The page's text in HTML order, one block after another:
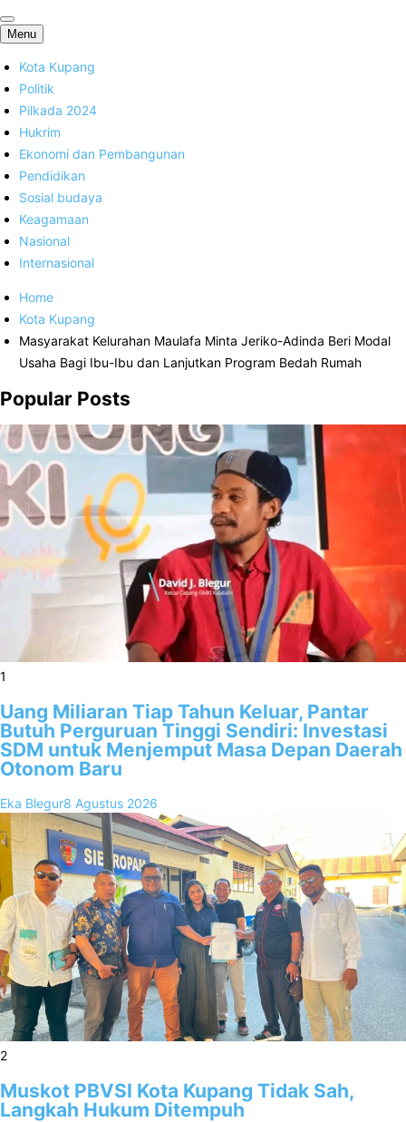
FKK News
Menu
Kota Kupang
Politik
Pilkada 2024
Hukrim
Ekonomi dan Pembangunan
Pendidikan
Sosial budaya
Keagamaan
Nasional
Internasional
Home
Kota Kupang
Masyarakat Kelurahan Maulafa Minta Jeriko-Adinda Beri Modal
Usaha Bagi Ibu-Ibu dan Lanjutkan Program Bedah Rumah
Popular Posts
1
Uang Miliaran Tiap Tahun Keluar, Pantar
Butuh Perguruan Tinggi Sendiri: Investasi
SDM untuk Menjemput Masa Depan Daerah
Otonom Baru
Eka Blegur8 Agustus 2026
2
Muskot PBVSI Kota Kupang Tidak Sah,
Langkah Hukum Ditempuh